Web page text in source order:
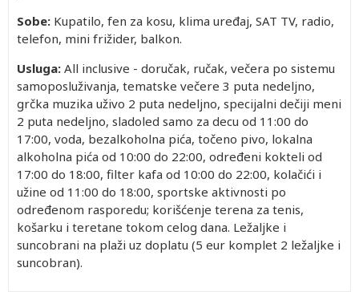
Sobe: Kupatilo, fen za kosu, klima uređaj, SAT TV, radio,
telefon, mini frižider, balkon.
Usluga: All inclusive - doručak, ručak, večera po sistemu
samoposluživanja, tematske večere 3 puta nedeljno,
grčka muzika uživo 2 puta nedeljno, specijalni dečiji meni
2 puta nedeljno, sladoled samo za decu od 11:00 do
17:00, voda, bezalkoholna pića, točeno pivo, lokalna
alkoholna pića od 10:00 do 22:00, određeni kokteli od
17:00 do 18:00, filter kafa od 10:00 do 22:00, kolačići i
užine od 11:00 do 18:00, sportske aktivnosti po
određenom rasporedu; korišćenje terena za tenis,
košarku i teretane tokom celog dana. Ležaljke i
suncobrani na plaži uz doplatu (5 eur komplet 2 ležaljke i
suncobran).